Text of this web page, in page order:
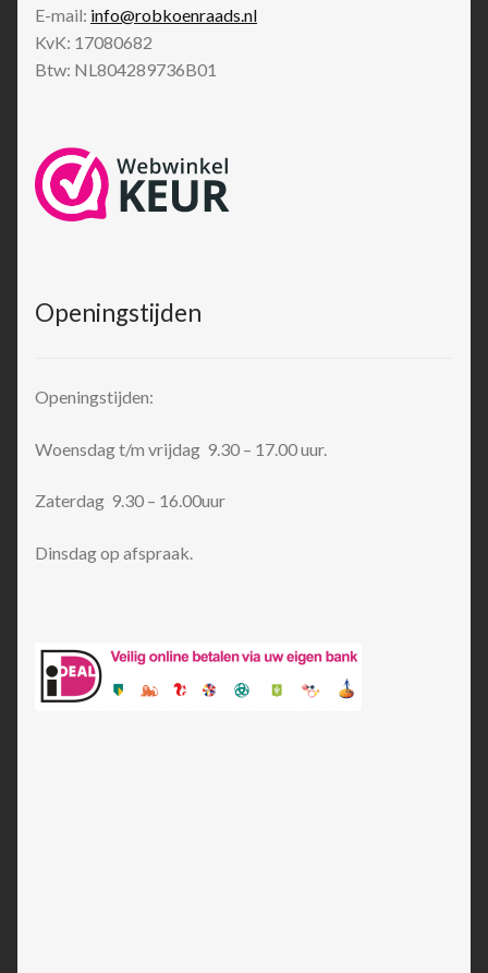
E-mail: info@robkoenraads.nl
KvK: 17080682
Btw: NL804289736B01
Openingstijden
Openingstijden:
Woensdag t/m vrijdag 9.30 – 17.00 uur.
Zaterdag 9.30 – 16.00uur
Dinsdag op afspraak.